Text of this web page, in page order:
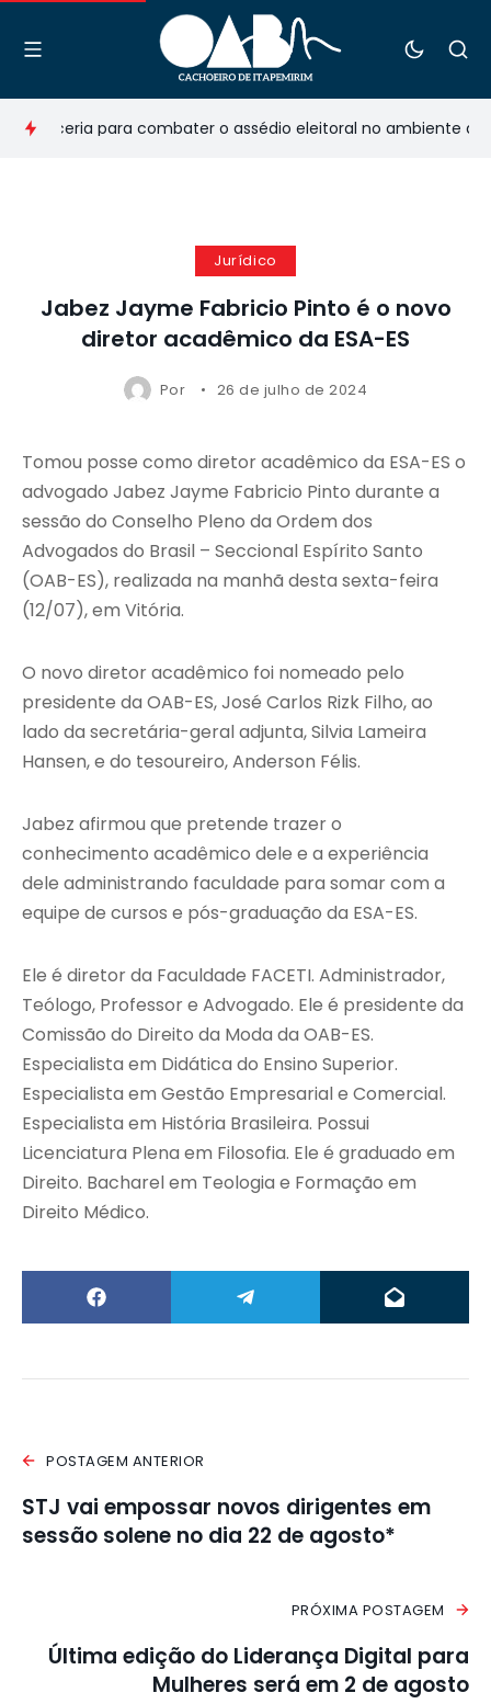
parceria para combater o assédio eleitoral no ambiente de
Jurídico
Jabez Jayme Fabricio Pinto é o novo
diretor acadêmico da ESA-ES
Por 26 de julho de 2024
Tomou posse como diretor acadêmico da ESA-ES o
advogado Jabez Jayme Fabricio Pinto durante a
sessão do Conselho Pleno da Ordem dos
Advogados do Brasil – Seccional Espírito Santo
(OAB-ES), realizada na manhã desta sexta-feira
(12/07), em Vitória.
O novo diretor acadêmico foi nomeado pelo
presidente da OAB-ES, José Carlos Rizk Filho, ao
lado da secretária-geral adjunta, Silvia Lameira
Hansen, e do tesoureiro, Anderson Félis.
Jabez afirmou que pretende trazer o
conhecimento acadêmico dele e a experiência
dele administrando faculdade para somar com a
equipe de cursos e pós-graduação da ESA-ES.
Ele é diretor da Faculdade FACETI. Administrador,
Teólogo, Professor e Advogado. Ele é presidente da
Comissão do Direito da Moda da OAB-ES.
Especialista em Didática do Ensino Superior.
Especialista em Gestão Empresarial e Comercial.
Especialista em História Brasileira. Possui
Licenciatura Plena em Filosofia. Ele é graduado em
Direito. Bacharel em Teologia e Formação em
Direito Médico.
POSTAGEM ANTERIOR
STJ vai empossar novos dirigentes em
sessão solene no dia 22 de agosto*
PRÓXIMA POSTAGEM
Última edição do Liderança Digital para
Mulheres será em 2 de agosto